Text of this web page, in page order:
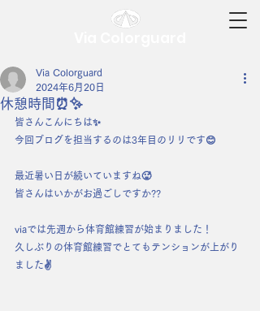
休憩時間⏰✨️
Via Colorguard
2024年6月20日
皆さんこんにちは✨️
今回ブログを担当するのは3年目のリリです😊
最近暑い日が続いていますね🥵
皆さんはいかがお過ごしですか??
viaでは先週から体育館練習が始まりました！
久しぶりの体育館練習でとてもテンションが上がり
ました✌️